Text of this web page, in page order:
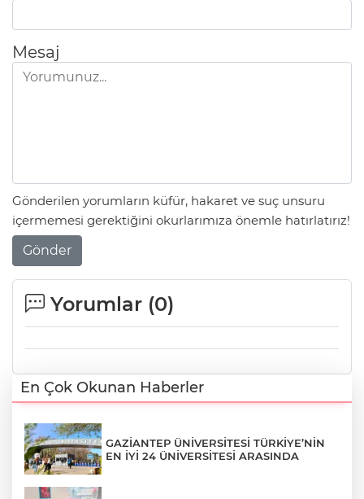
Mesaj
Gönderilen yorumların küfür, hakaret ve suç unsuru
içermemesi gerektiğini okurlarımıza önemle hatırlatırız!
Gönder
Yorumlar (0)
En Çok Okunan Haberler
GAZİANTEP ÜNİVERSİTESİ TÜRKİYE’NİN
EN İYİ 24 ÜNİVERSİTESİ ARASINDA